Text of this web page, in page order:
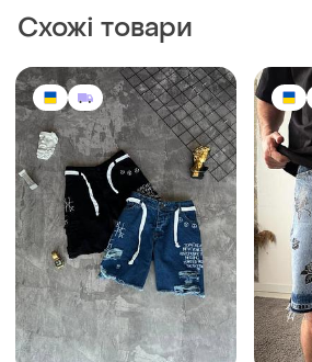
1590 грн 1 650